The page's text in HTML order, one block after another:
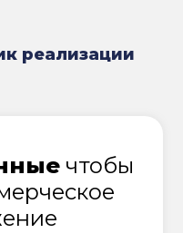
реализации
чтобы